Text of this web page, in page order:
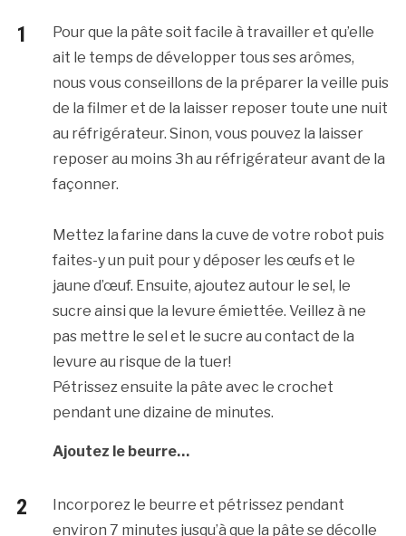
Pour que la pâte soit facile à travailler et qu’elle
ait le temps de développer tous ses arômes,
nous vous conseillons de la préparer la veille puis
de la filmer et de la laisser reposer toute une nuit
au réfrigérateur. Sinon, vous pouvez la laisser
reposer au moins 3h au réfrigérateur avant de la
façonner.
Mettez la farine dans la cuve de votre robot puis
faites-y un puit pour y déposer les œufs et le
jaune d’œuf. Ensuite, ajoutez autour le sel, le
sucre ainsi que la levure émiettée. Veillez à ne
pas mettre le sel et le sucre au contact de la
levure au risque de la tuer!
Pétrissez ensuite la pâte avec le crochet
pendant une dizaine de minutes.
Ajoutez le beurre…
Incorporez le beurre et pétrissez pendant
environ 7 minutes jusqu’à que la pâte se décolle